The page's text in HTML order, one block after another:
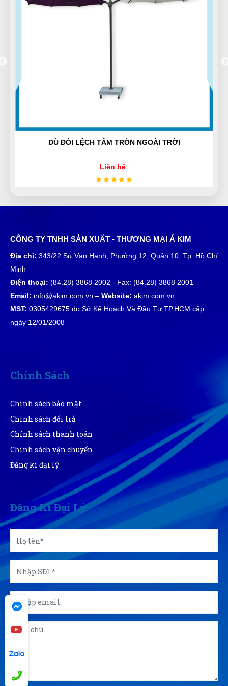
Tư vấn rất kiên nhẫn, hơi lâu xíu nhưng mua được
Hưng Phạm
T
Tuyền
(Đánh giá 1 năm trước)
giao hàng hơi nhanh luôn, ok lắm
CT
Cẩm Tú
Cao Văn Hùng
(Đánh giá 1 năm trước)
Hoạt động lâu năm có khác, thái độ phục vụ chuyên
nghiệp
BA LÔ - MÃ 06
CÔNG TY TNHH SẢN XUẤT - THƯƠNG MẠI Á KIM
Địa chỉ: 343/22 Sư Vạn Hạnh, Phường 12, Quận 10, Tp. Hồ Chí
Minh
Điện thoại: (84.28) 3868 2002 - Fax: (84.28) 3868 2001
Email: info@akim.com.vn – Website: akim.com.vn
MST: 0305429675 do Sở Kế Hoạch Và Đầu Tư TP.HCM cấp
ngày 12/01/2008
Chính Sách
Chính sách bảo mật
Chính sách đổi trả
Chính sách thanh toán
Chính sách vận chuyển
Đăng kí đại lý
Đăng Kí Đại Lý